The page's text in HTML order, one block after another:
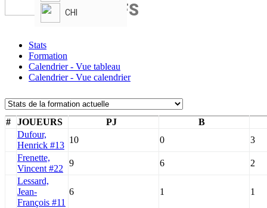
CHI CHIEFS
Stats
Formation
Calendrier - Vue tableau
Calendrier - Vue calendrier
# JOUEURS PJ B
Dufour,
Henrick #13
10 0 3
Frenette,
Vincent #22
9 6 2
Lessard,
Jean-
François #11
6 1 1